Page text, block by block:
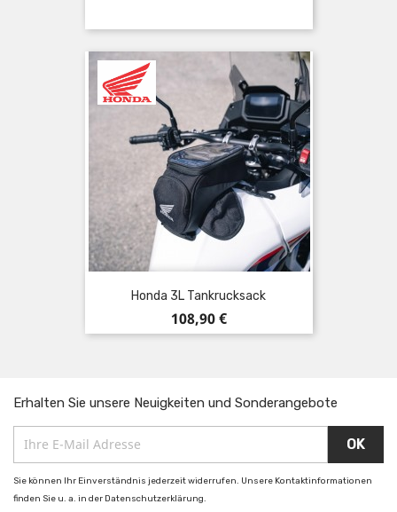
Honda 3L Tankrucksack
Preis
108,90 €
Erhalten Sie unsere Neuigkeiten und Sonderangebote
Sie können Ihr Einverständnis jederzeit widerrufen. Unsere Kontaktinformationen
finden Sie u. a. in der Datenschutzerklärung.